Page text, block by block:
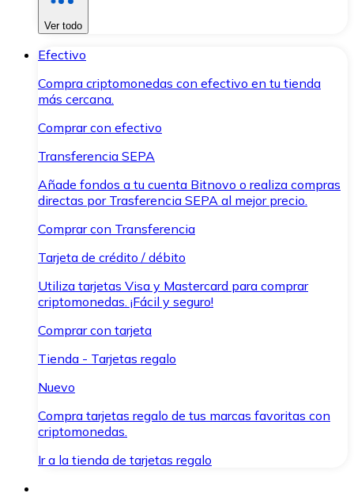
Ver todo
Efectivo
Compra criptomonedas con efectivo en tu tienda
más cercana.
Comprar con efectivo
Transferencia SEPA
Añade fondos a tu cuenta Bitnovo o realiza compras
directas por Trasferencia SEPA al mejor precio.
Comprar con Transferencia
Tarjeta de crédito / débito
Utiliza tarjetas Visa y Mastercard para comprar
criptomonedas. ¡Fácil y seguro!
Comprar con tarjeta
Tienda - Tarjetas regalo
Nuevo
Compra tarjetas regalo de tus marcas favoritas con
criptomonedas.
Ir a la tienda de tarjetas regalo